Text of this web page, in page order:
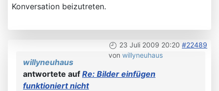
Konversation beizutreten.
23 Juli 2009 20:20 #22489
von willyneuhaus
willyneuhaus
antwortete auf Re: Bilder einfügen
funktioniert nicht